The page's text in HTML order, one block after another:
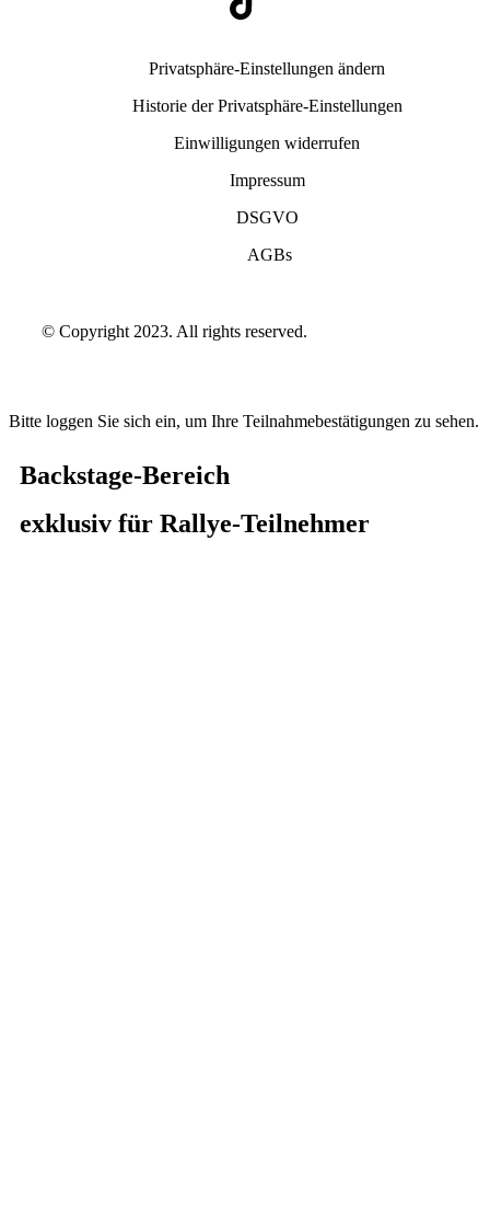
Privatsphäre-Einstellungen ändern
Historie der Privatsphäre-Einstellungen
Einwilligungen widerrufen
Impressum
DSGVO
AGBs
© Copyright 2023. All rights reserved.
Bitte loggen Sie sich ein, um Ihre Teilnahmebestätigungen zu sehen.
Backstage-Bereich
exklusiv für Rallye-Teilnehmer